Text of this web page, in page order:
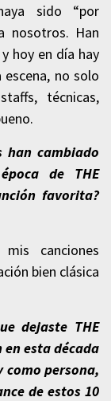
sido “por
nosotros. Han
hoy en día hay
no solo
técnicas,
han cambiado
de THE
favorita?
canciones
bien clásica
dejaste THE
en esta década
como persona,
de estos 10